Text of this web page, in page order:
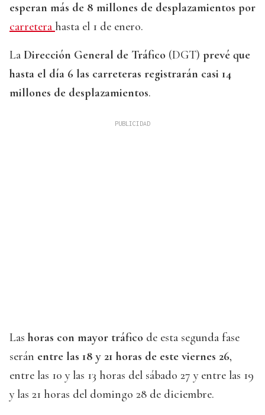
esperan más de 8 millones de desplazamientos por
carretera hasta el 1 de enero.
La Dirección General de Tráfico (DGT) prevé que
hasta el día 6 las carreteras registrarán casi 14
millones de desplazamientos.
Las horas con mayor tráfico de esta segunda fase
serán entre las 18 y 21 horas de este viernes 26,
entre las 10 y las 13 horas del sábado 27 y entre las 19
y las 21 horas del domingo 28 de diciembre.